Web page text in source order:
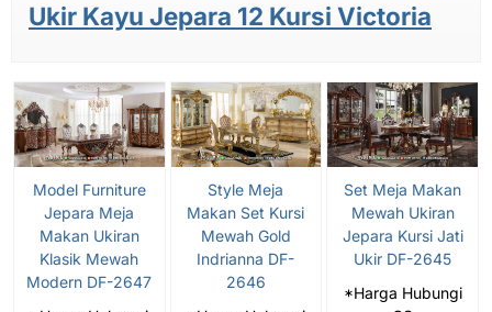
Ukir Kayu Jepara 12 Kursi Victoria
Model Furniture
Jepara Meja
Makan Ukiran
Klasik Mewah
Modern DF-2647
Style Meja
Makan Set Kursi
Mewah Gold
Indrianna DF-
2646
Set Meja Makan
Mewah Ukiran
Jepara Kursi Jati
Ukir DF-2645
*Harga Hubungi